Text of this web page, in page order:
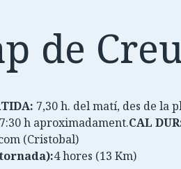
de
7,30 h. del matí, des de la
h aproximadament.CAL
(Cristobal)
4 hores (13 Km)